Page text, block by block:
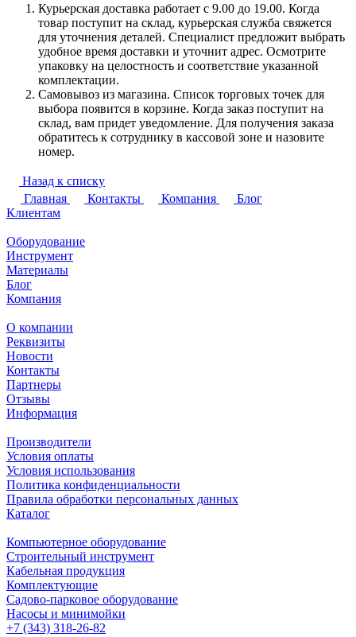
Курьерская доставка работает с 9.00 до 19.00. Когда
товар поступит на склад, курьерская служба свяжется
для уточнения деталей. Специалист предложит выбрать
удобное время доставки и уточнит адрес. Осмотрите
упаковку на целостность и соответствие указанной
комплектации.
Самовывоз из магазина. Список торговых точек для
выбора появится в корзине. Когда заказ поступит на
склад, вам придет уведомление. Для получения заказа
обратитесь к сотруднику в кассовой зоне и назовите
номер.
Назад к списку
Главная
Контакты Компания
Блог
Клиентам
Оборудование
Инструмент
Материалы
Блог
Компания
О компании
Реквизиты
Новости
Контакты
Партнеры
Отзывы
Информация
Производители
Условия оплаты
Условия использования
Политика конфиденциальности
Правила обработки персональных данных
Каталог
Компьютерное оборудование
Строительный инструмент
Кабельная продукция
Комплектующие
Садово-парковое оборудование
Насосы и минимойки
+7 (343) 318-26-82